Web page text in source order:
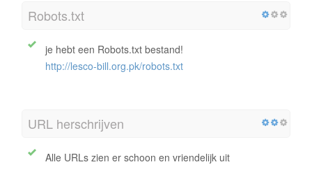
Robots.txt
je hebt een Robots.txt bestand!
http://lesco-bill.org.pk/robots.txt
URL herschrijven
Alle URLs zien er schoon en vriendelijk uit